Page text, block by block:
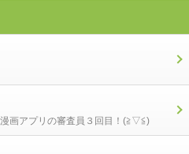
画アプリの審査員３回目！(⁠≧⁠▽⁠≦⁠)